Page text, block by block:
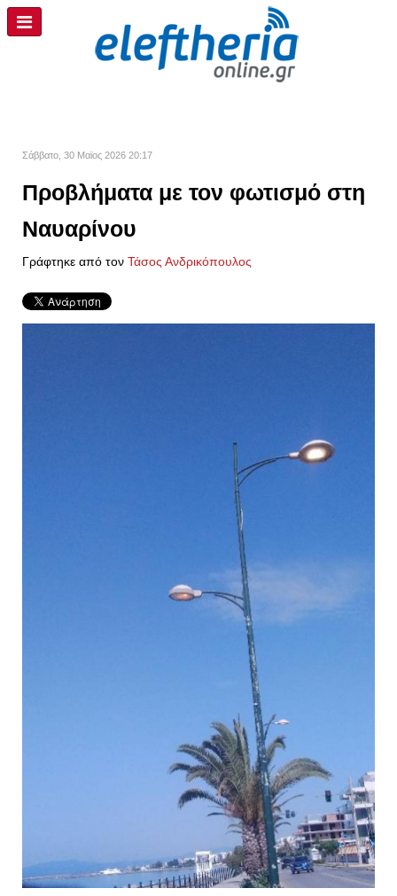
Σάββατο, 30 Μαϊος 2026 20:17
Προβλήματα με τον φωτισμό στη
Ναυαρίνου
Γράφτηκε από τον Τάσος Ανδρικόπουλος